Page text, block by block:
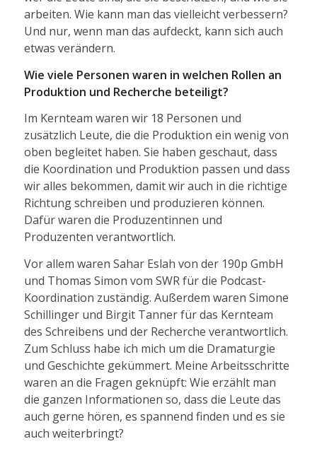
arbeiten. Wie kann man das vielleicht verbessern?
Und nur, wenn man das aufdeckt, kann sich auch
etwas verändern.
Wie viele Personen waren in welchen Rollen an
Produktion und Recherche beteiligt?
Im Kernteam waren wir 18 Personen und
zusätzlich Leute, die die Produktion ein wenig von
oben begleitet haben. Sie haben geschaut, dass
die Koordination und Produktion passen und dass
wir alles bekommen, damit wir auch in die richtige
Richtung schreiben und produzieren können.
Dafür waren die Produzentinnen und
Produzenten verantwortlich.
Vor allem waren Sahar Eslah von der 190p GmbH
und Thomas Simon vom SWR für die Podcast-
Koordination zuständig. Außerdem waren Simone
Schillinger und Birgit Tanner für das Kernteam
des Schreibens und der Recherche verantwortlich.
Zum Schluss habe ich mich um die Dramaturgie
und Geschichte gekümmert. Meine Arbeitsschritte
waren an die Fragen geknüpft: Wie erzählt man
die ganzen Informationen so, dass die Leute das
auch gerne hören, es spannend finden und es sie
auch weiterbringt?